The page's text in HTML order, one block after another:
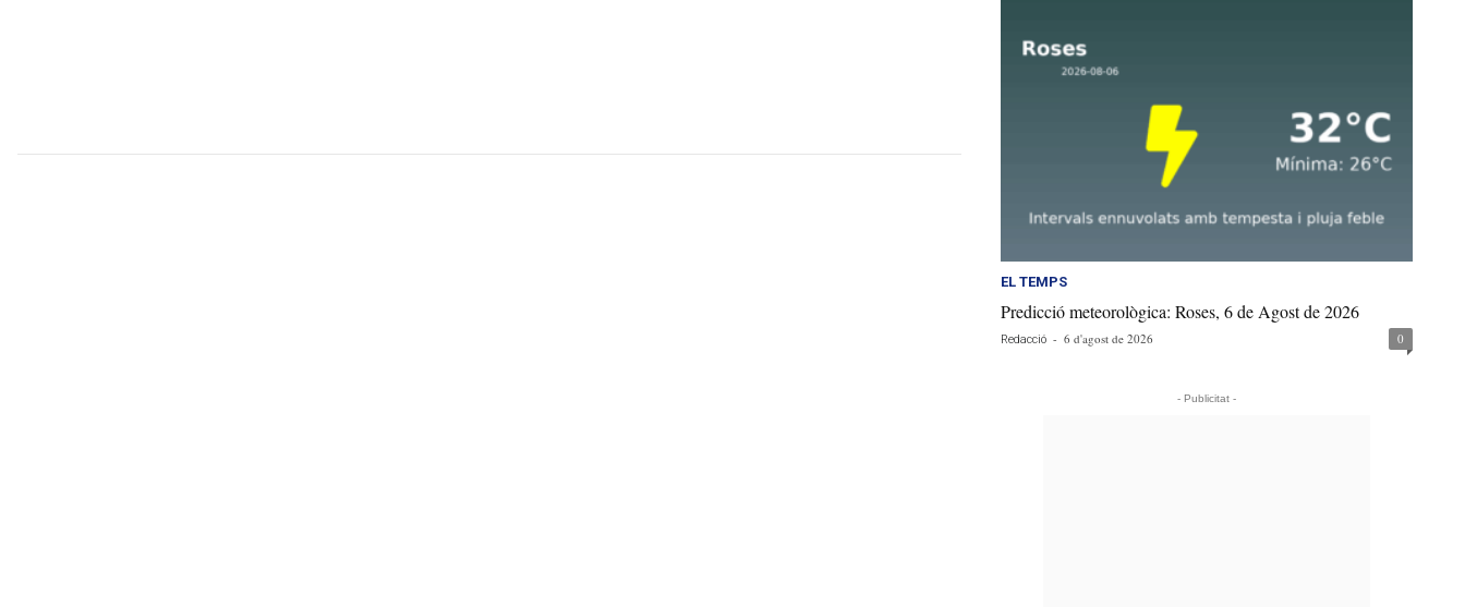
EL TEMPS
Predicció meteorològica: Roses, 6 de Agost de 2026
Redacció - 6 d'agost de 2026 0
- Publicitat -